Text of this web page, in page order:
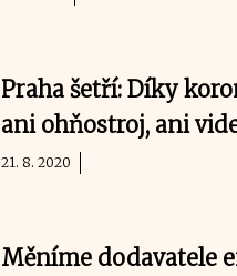
Praha šetří: Díky
ani ohňostroj, ani
21. 8. 2020
Měníme dodavatele